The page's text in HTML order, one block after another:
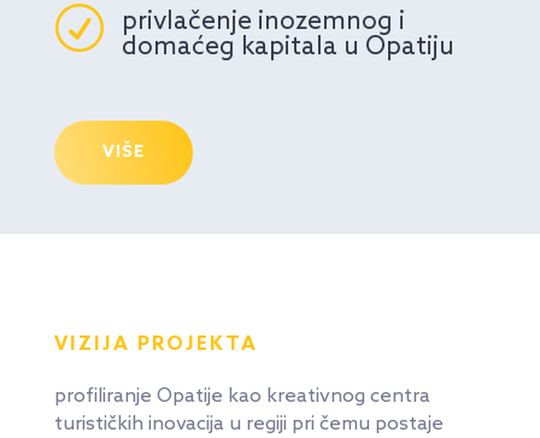
R
privlačenje inozemnog i
domaćeg kapitala u Opatiju
VIŠE
VIZIJA PROJEKTA
profiliranje Opatije kao kreativnog centra
turističkih inovacija u regiji pri čemu postaje